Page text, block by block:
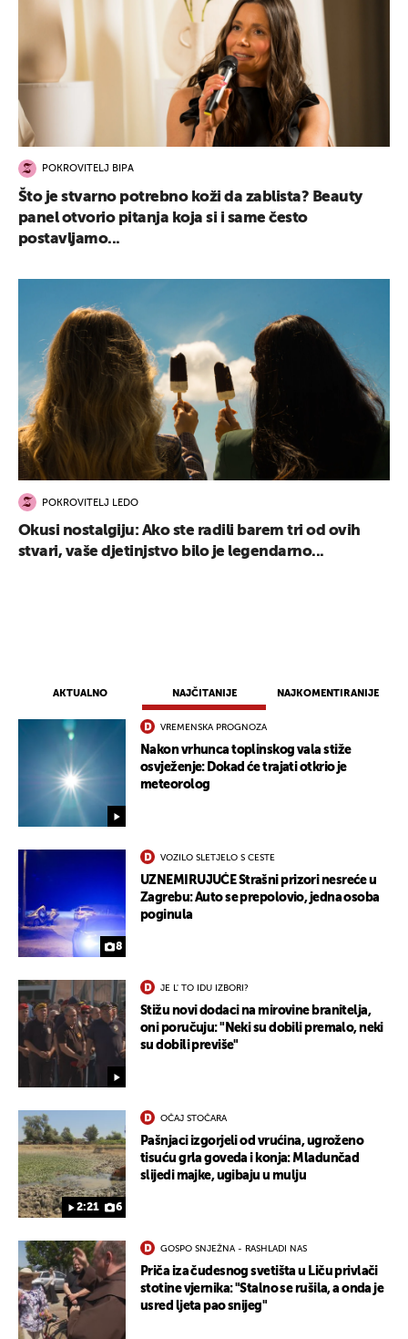
AKTUALNO NAJČITANIJE NAJKOMENTIRANIJE
VREMENSKA PROGNOZA
Nakon vrhunca toplinskog vala stiže
osvježenje: Dokad će trajati otkrio je
meteorolog
8
VOZILO SLETJELO S CESTE
UZNEMIRUJUĆE Strašni prizori nesreće u
Zagrebu: Auto se prepolovio, jedna osoba
poginula
JE L' TO IDU IZBORI?
Stižu novi dodaci na mirovine branitelja,
oni poručuju: "Neki su dobili premalo, neki
su dobili previše"
2:21 6
OČAJ STOČARA
Pašnjaci izgorjeli od vrućina, ugroženo
tisuću grla goveda i konja: Mladunčad
slijedi majke, ugibaju u mulju
GOSPO SNJEŽNA - RASHLADI NAS
Priča iza čudesnog svetišta u Liču privlači
stotine vjernika: "Stalno se rušila, a onda je
usred ljeta pao snijeg"
POKROVITELJ BIPA
Što je stvarno potrebno koži da zablista? Beauty
panel otvorio pitanja koja si i same često
postavljamo...
POKROVITELJ LEDO
Okusi nostalgiju: Ako ste radili barem tri od ovih
stvari, vaše djetinjstvo bilo je legendarno...
UKLJUČITE NOTIFIKACIJE